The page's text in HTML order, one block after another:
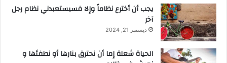
يجب أن أخترع نظاماً وإلا فسيستعبدني نظام رجل
آخر
ديسمبر 21, 2024
الحياة شعلة إما أن نحترق بنارها أو نطفئها و